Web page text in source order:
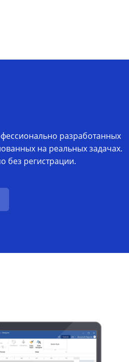
разработанных
на реальных задачах.
без регистрации.